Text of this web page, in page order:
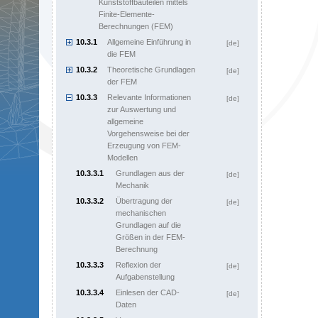
Kunststoffbauteilen mittels
Finite-Elemente-
Berechnungen (FEM)
10.3.1
Allgemeine Einführung in
die FEM
[de]
10.3.2
Theoretische Grundlagen
der FEM
[de]
10.3.3
Relevante Informationen
zur Auswertung und
allgemeine
Vorgehensweise bei der
Erzeugung von FEM-
Modellen
[de]
10.3.3.1
Grundlagen aus der
Mechanik
[de]
10.3.3.2
Übertragung der
mechanischen
Grundlagen auf die
Größen in der FEM-
Berechnung
[de]
10.3.3.3
Reflexion der
Aufgabenstellung
[de]
10.3.3.4
Einlesen der CAD-
Daten
[de]